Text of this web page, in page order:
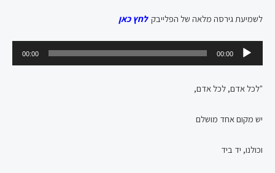
לשמיעת גירסה מלאה של הפלייבקלחץ כאן
אודיו
00:00
00:00
"לכל אדם, לכל אדם,
יש מקום אחד מושלם
וכולנו, יד ביד